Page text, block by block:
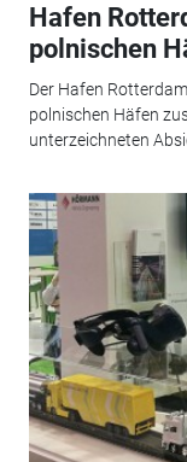
Hafen
polnischen
Der Hafen
polnischen Häfen
unterzeichneten